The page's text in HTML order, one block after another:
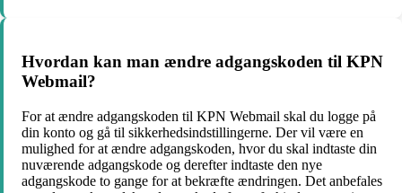
Hvordan kan man ændre adgangskoden til KPN
Webmail?
For at ændre adgangskoden til KPN Webmail skal du logge på
din konto og gå til sikkerhedsindstillingerne. Der vil være en
mulighed for at ændre adgangskoden, hvor du skal indtaste din
nuværende adgangskode og derefter indtaste den nye
adgangskode to gange for at bekræfte ændringen. Det anbefales